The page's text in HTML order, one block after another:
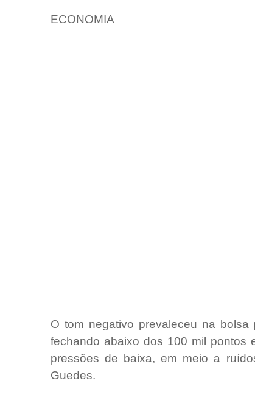
ECONOMIA
O tom negativo prevaleceu na
fechando abaixo dos 100 mil pontos
pressões de baixa, em meio a
Guedes.